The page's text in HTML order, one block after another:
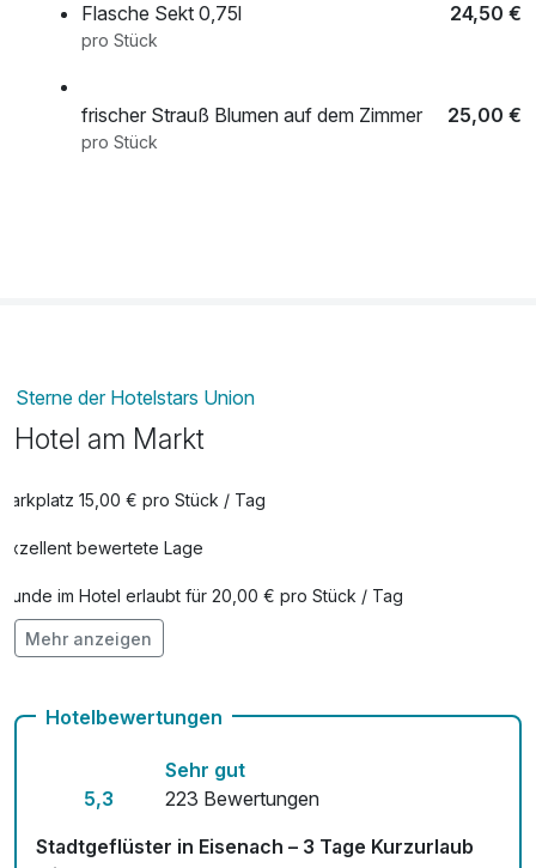
Flasche Sekt 0,75l
24,50 €
pro Stück
frischer Strauß Blumen auf dem Zimmer 25,00 €
pro Stück
Sterne der Hotelstars Union
Hotel am Markt
Parkplatz 15,00 € pro Stück / Tag
Exzellent bewertete Lage
Hunde im Hotel erlaubt für 20,00 € pro Stück / Tag
kostenfreie Leihfahrräder
Mehr anzeigen
Hotelbewertungen
5,3
Sehr gut
223 Bewertungen
Stadtgeflüster in Eisenach – 3 Tage Kurzurlaub